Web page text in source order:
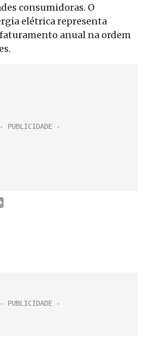
consumidoras. O
elétrica representa
anual na ordem